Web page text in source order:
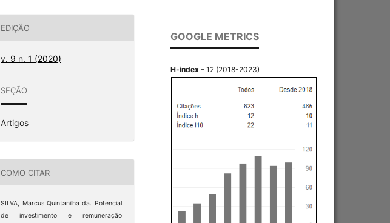
EDIÇÃO
v. 9 n. 1 (2020)
SEÇÃO
Artigos
COMO CITAR
SILVA, Marcus Quintanilha da. Potencial
de investimento e remuneração
GOOGLE METRICS
H-index – 12 (2018-2023)